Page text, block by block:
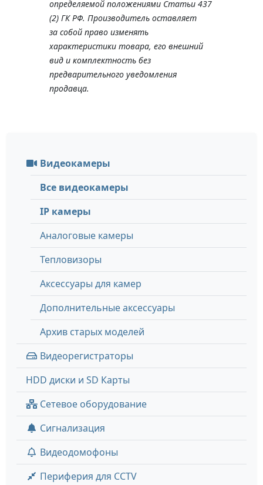
определяемой положениями Статьи 437
(2) ГК РФ. Производитель оставляет
за собой право изменять
характеристики товара, его внешний
вид и комплектность без
предварительного уведомления
продавца.
Видеокамеры
Все видеокамеры
IP камеры
Аналоговые камеры
Тепловизоры
Аксессуары для камер
Дополнительные аксессуары
Архив старых моделей
Видеорегистраторы
HDD диски и SD Карты
Сетевое оборудование
Сигнализация
Видеодомофоны
Периферия для CCTV